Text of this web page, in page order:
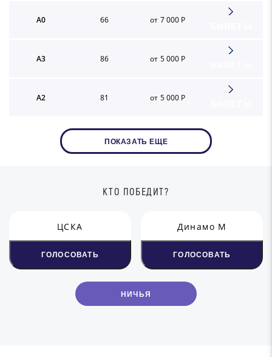
A0 66 от 7 000 Р
A3 86 от 5 000 Р
A2 81 от 5 000 Р
ПОКАЗАТЬ ЕЩЕ
КТО ПОБЕДИТ?
ЦСКА
ГОЛОСОВАТЬ
НИЧЬЯ
Динамо М
ГОЛОСОВАТЬ